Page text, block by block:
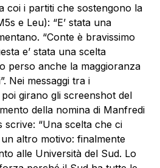
coi i partiti che sostengono la
e Leu): “E’ stata una
“Conte è bravissimo
e’ stata una scelta
perso anche la maggioranza
Nei messaggi tra i
girano gli screenshot del
della nomina di Manfredi
scrive: “Una scelta che ci
altro motivo: finalmente
alle Università del Sud. Lo